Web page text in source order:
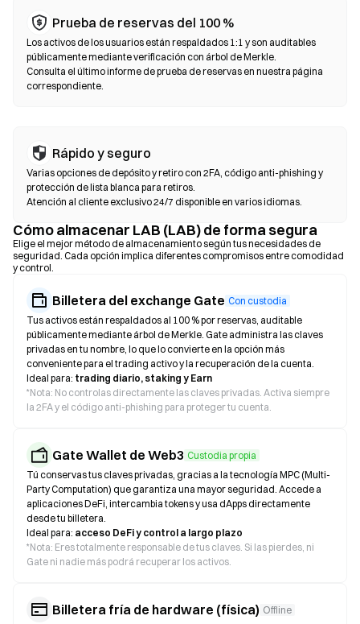
precios pueden variar respecto a los mercados centralizados
debido a la profundidad de liquidez. La mayoría de la actividad en
DEX se realiza en cadenas compatibles con EVM, como
Ethereum, BNB Chain y Polygon.
Prueba de reservas del 100 %
Los activos de los usuarios están respaldados 1:1 y son auditables
públicamente mediante verificación con árbol de Merkle.
Consulta el último informe de prueba de reservas en nuestra página
correspondiente.
Rápido y seguro
Varias opciones de depósito y retiro con 2FA, código anti-phishing y
protección de lista blanca para retiros.
Atención al cliente exclusivo 24/7 disponible en varios idiomas.
Cómo almacenar LAB (LAB) de forma segura
Elige el mejor método de almacenamiento según tus necesidades de
seguridad. Cada opción implica diferentes compromisos entre comodidad
y control.
Billetera del exchange Gate Con custodia
Tus activos están respaldados al 100 % por reservas, auditable
públicamente mediante árbol de Merkle. Gate administra las claves
privadas en tu nombre, lo que lo convierte en la opción más
conveniente para el trading activo y la recuperación de la cuenta.
Ideal para: trading diario, staking y Earn
*Nota: No controlas directamente las claves privadas. Activa siempre
la 2FA y el código anti-phishing para proteger tu cuenta.
Gate Wallet de Web3 Custodia propia
Tú conservas tus claves privadas, gracias a la tecnología MPC (Multi-
Party Computation) que garantiza una mayor seguridad. Accede a
aplicaciones DeFi, intercambia tokens y usa dApps directamente
desde tu billetera.
Ideal para: acceso DeFi y control a largo plazo
*Nota: Eres totalmente responsable de tus claves. Si las pierdes, ni
Gate ni nadie más podrá recuperar los activos.
Billetera fría de hardware (física) Offline